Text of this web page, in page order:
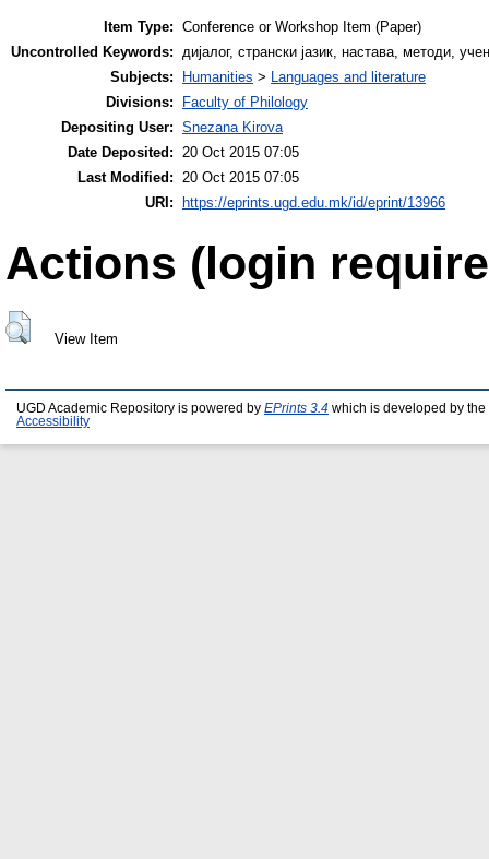
Item Type: Conference or Workshop Item (Paper)
Uncontrolled Keywords: дијалог, странски јазик, настава, методи,
Subjects:
Humanities > Languages and literature
Divisions:
Faculty of Philology
Depositing User: Snezana Kirova
Date Deposited: 20 Oct 2015 07:05
Last Modified: 20 Oct 2015 07:05
URI:
https://eprints.ugd.edu.mk/id/eprint/13966
Actions (login
View Item
UGD Academic Repository is powered by EPrints 3.4 which is developed by the
Accessibility